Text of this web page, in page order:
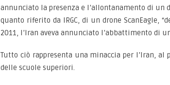
annunciato la presenza e l’allontanamento di un
quanto riferito da IRGC, di un drone ScanEagle,
2011, l’Iran aveva annunciato l’abbattimento di
Tutto ciò rappresenta una minaccia per l’Iran,
delle scuole superiori.